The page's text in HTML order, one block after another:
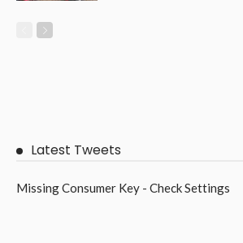
Latest Tweets
Missing Consumer Key - Check Settings